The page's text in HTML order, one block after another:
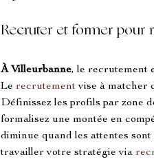
Recruter et former pour
À Villeurbanne, le recrutement
Le recrutement vise à matcher
Définissez les profils par zone
formalisez une montée en
diminue quand les attentes
travailler votre stratégie via